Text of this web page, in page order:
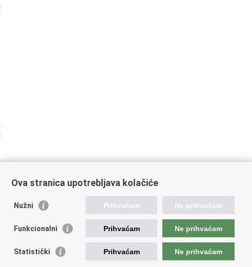
Korisne poveznice
AZOO
AMPEU
Ova stranica upotrebljava kolačiće
Nužni Prihvaćam Ne prihvaćam
Funkcionalni Prihvaćam Ne prihvaćam
Statistički Prihvaćam Ne prihvaćam